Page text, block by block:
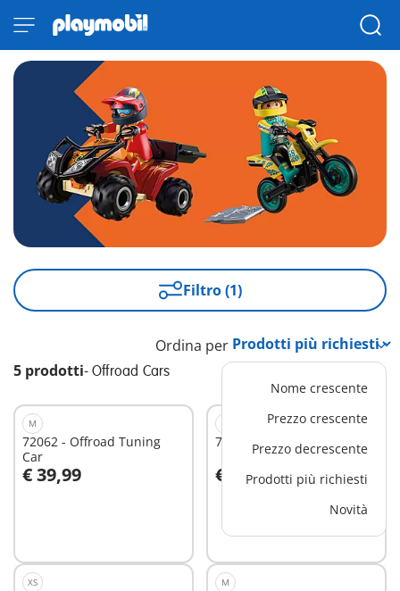
Filtro (1)
5 prodotti- Offroad Cars
Ordina per
Nome crescente
Prezzo crescente
Prezzo decrescente
Prodotti più richiesti
Novità
M
72062 - Offroad Tuning
Car
€ 39,99
Aggiungi al carrello
72064 - Offroad Quad
€ 19,99
Aggiungi al carrello
XS M